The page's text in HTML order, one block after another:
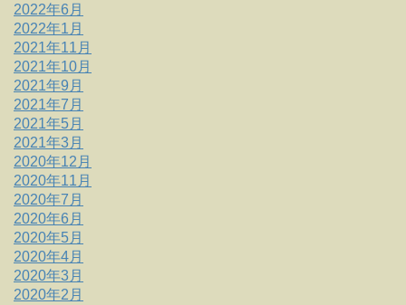
2022年6月
2022年1月
2021年11月
2021年10月
2021年9月
2021年7月
2021年5月
2021年3月
2020年12月
2020年11月
2020年7月
2020年6月
2020年5月
2020年4月
2020年3月
2020年2月